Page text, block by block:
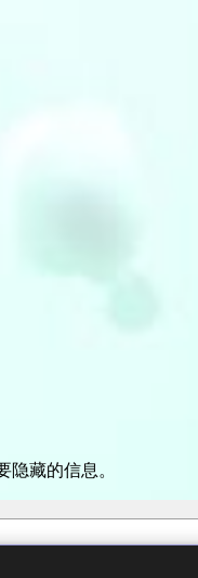
藏的信息。